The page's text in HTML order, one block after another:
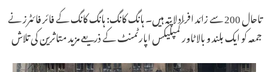
تاحال 200 سے زائد افراد لاپتہ ہیں۔ ہانگ کانگ: ہانگ کانگ کے فائر فائٹرز نے
جمعہ کو ایک بلند و بالا ٹاور کمپلیکس اپارٹمنٹ کے ذریعے مزید متاثرین کی تلاش